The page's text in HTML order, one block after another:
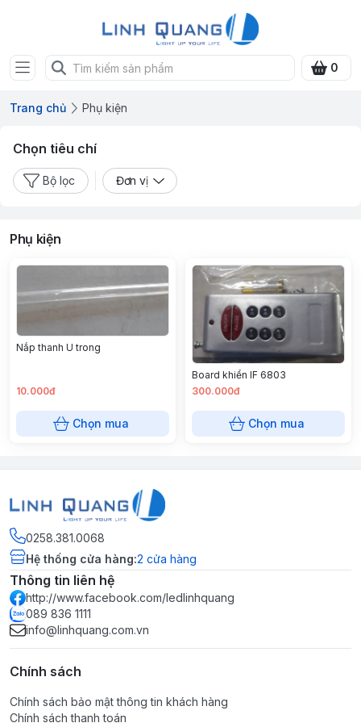
0
Trang chủ Phụ kiện
Chọn tiêu chí
Bộ lọc Đơn vị
Phụ kiện
Nắp thanh U trong
10.000đ
Chọn mua
Board khiển IF 6803
300.000đ
Chọn mua
0258.381.0068
Hệ thống cửa hàng:2 cửa hàng
Thông tin liên hệ
http://www.facebook.com/ledlinhquang
089 836 1111
info@linhquang.com.vn
Chính sách
Chính sách bảo mật thông tin khách hàng
Chính sách thanh toán